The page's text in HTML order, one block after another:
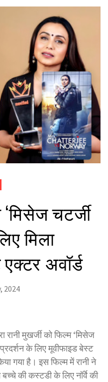
‘मिसेज चटर्जी
मिला
अवॉर्ड
2024
रानी मुखर्जी को फिल्म ‘मिसेज
प्रदर्शन के लिए मूवीफाइड बेस्ट
गया है। इस फिल्म में रानी ने
की कस्टडी के लिए नॉर्वे की